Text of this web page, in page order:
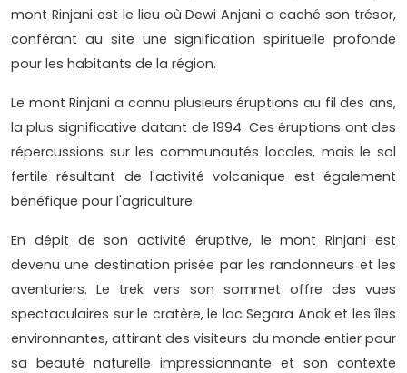
mont Rinjani est le lieu où Dewi Anjani a caché son trésor,
conférant au site une signification spirituelle profonde
pour les habitants de la région.
Le mont Rinjani a connu plusieurs éruptions au fil des ans,
la plus significative datant de 1994. Ces éruptions ont des
répercussions sur les communautés locales, mais le sol
fertile résultant de l'activité volcanique est également
bénéfique pour l'agriculture.
En dépit de son activité éruptive, le mont Rinjani est
devenu une destination prisée par les randonneurs et les
aventuriers. Le trek vers son sommet offre des vues
spectaculaires sur le cratère, le lac Segara Anak et les îles
environnantes, attirant des visiteurs du monde entier pour
sa beauté naturelle impressionnante et son contexte